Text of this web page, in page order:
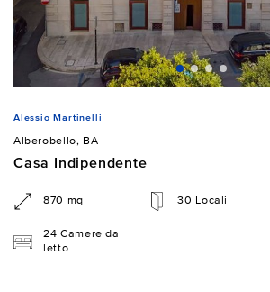
Alessio Martinelli
Alberobello, BA
Casa Indipendente
870 mq 30 Locali
24 Camere da
letto